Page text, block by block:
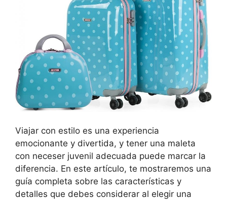
Viajar con estilo es una experiencia
emocionante y divertida, y tener una maleta
con neceser juvenil adecuada puede marcar la
diferencia. En este artículo, te mostraremos una
guía completa sobre las características y
detalles que debes considerar al elegir una